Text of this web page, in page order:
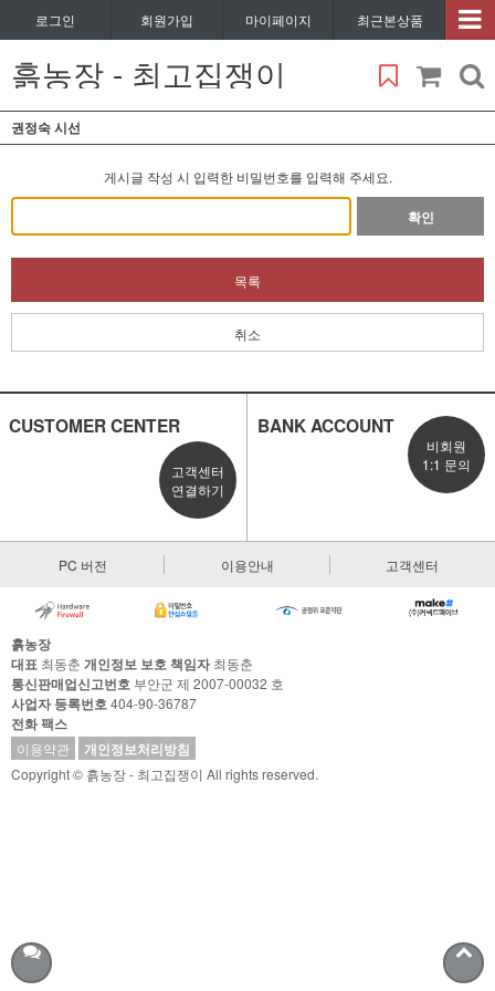
로그인 회원가입 마이페이지 최근본상품
흙농장 - 최고집쟁이
권정숙 시선
게시글 작성 시 입력한 비밀번호를 입력해 주세요.
확인
목록
취소
CUSTOMER CENTER
고객센터
연결하기
BANK ACCOUNT
비회원
1:1 문의
PC 버전 이용안내 고객센터
흙농장
대표 최동춘 개인정보 보호 책임자최동춘
통신판매업신고번호 부안군 제 2007-00032 호
사업자 등록번호404-90-36787
전화팩스
이용약관 개인정보처리방침
Copyright © 흙농장 - 최고집쟁이 All rights reserved.